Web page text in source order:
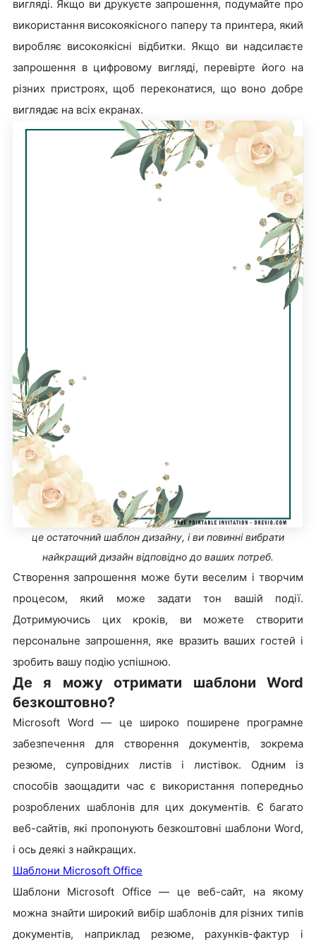
вигляді. Якщо ви друкуєте запрошення, подумайте про
використання високоякісного паперу та принтера, який
виробляє високоякісні відбитки. Якщо ви надсилаєте
запрошення в цифровому вигляді, перевірте його на
різних пристроях, щоб переконатися, що воно добре
виглядає на всіх екранах.
це остаточний шаблон дизайну, і ви повинні вибрати
найкращий дизайн відповідно до ваших потреб.
Створення запрошення може бути веселим і творчим
процесом, який може задати тон вашій події.
Дотримуючись цих кроків, ви можете створити
персональне запрошення, яке вразить ваших гостей і
зробить вашу подію успішною.
Де я можу отримати шаблони Word
безкоштовно?
Microsoft Word — це широко поширене програмне
забезпечення для створення документів, зокрема
резюме, супровідних листів і листівок. Одним із
способів заощадити час є використання попередньо
розроблених шаблонів для цих документів. Є багато
веб-сайтів, які пропонують безкоштовні шаблони Word,
і ось деякі з найкращих.
Шаблони Microsoft Office
Шаблони Microsoft Office — це веб-сайт, на якому
можна знайти широкий вибір шаблонів для різних типів
документів, наприклад резюме, рахунків-фактур і